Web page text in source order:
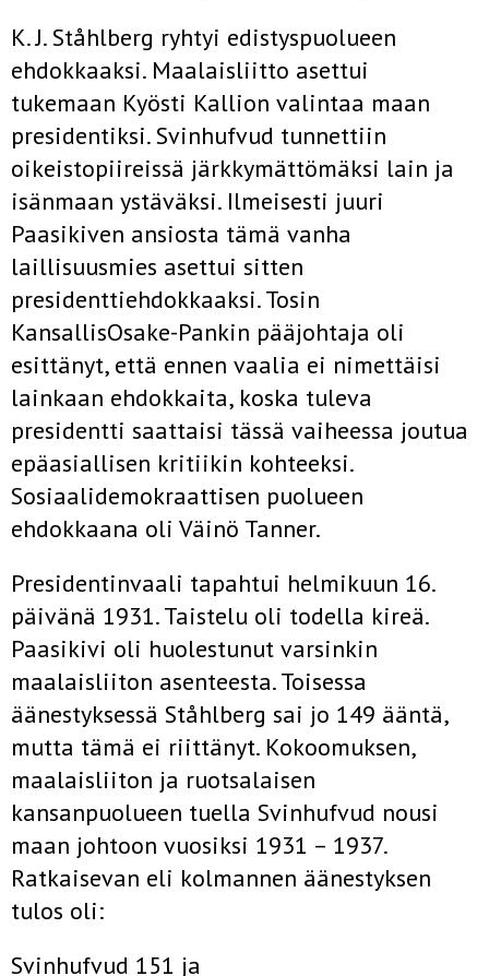
K. J. Ståhlberg ryhtyi edistyspuolueen
ehdokkaaksi. Maalaisliitto asettui
tukemaan Kyösti Kallion valintaa maan
presidentiksi. Svinhufvud tunnettiin
oikeistopiireissä järkkymättömäksi lain ja
isänmaan ystäväksi. Ilmeisesti juuri
Paasikiven ansiosta tämä vanha
laillisuusmies asettui sitten
presidenttiehdokkaaksi. Tosin
KansallisOsake-Pankin pääjohtaja oli
esittänyt, että ennen vaalia ei nimettäisi
lainkaan ehdokkaita, koska tuleva
presidentti saattaisi tässä vaiheessa joutua
epäasiallisen kritiikin kohteeksi.
Sosiaalidemokraattisen puolueen
ehdokkaana oli Väinö Tanner.
Presidentinvaali tapahtui helmikuun 16.
päivänä 1931. Taistelu oli todella kireä.
Paasikivi oli huolestunut varsinkin
maalaisliiton asenteesta. Toisessa
äänestyksessä Ståhlberg sai jo 149 ääntä,
mutta tämä ei riittänyt. Kokoomuksen,
maalaisliiton ja ruotsalaisen
kansanpuolueen tuella Svinhufvud nousi
maan johtoon vuosiksi 1931 – 1937.
Ratkaisevan eli kolmannen äänestyksen
tulos oli:
Svinhufvud 151 ja